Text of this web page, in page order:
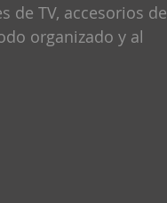
de TV, accesorios de
organizado y al